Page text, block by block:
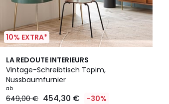
10% EXTRA*
LA REDOUTE INTERIEURS
Vintage-Schreibtisch Topim,
Nussbaumfurnier
ab
649,00 € 454,30 € -30%
4,4
/ 5
2
Farben